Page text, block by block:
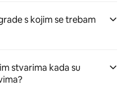
s kojim se trebam
stvarima kada su